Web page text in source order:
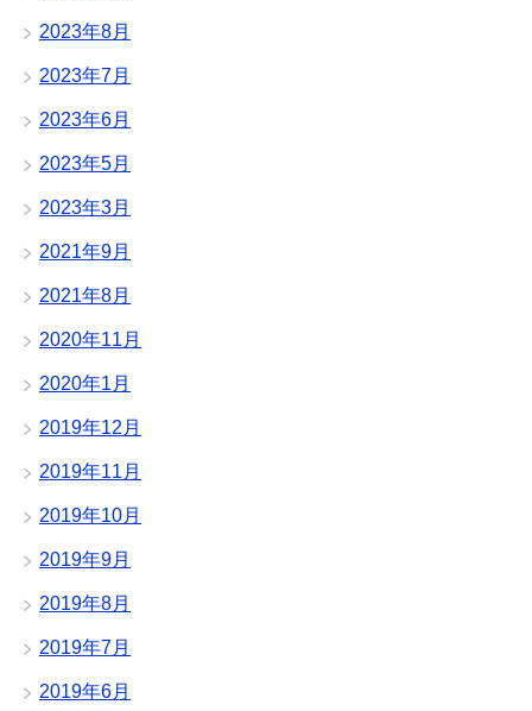
2023年8月
2023年7月
2023年6月
2023年5月
2023年3月
2021年9月
2021年8月
2020年11月
2020年1月
2019年12月
2019年11月
2019年10月
2019年9月
2019年8月
2019年7月
2019年6月